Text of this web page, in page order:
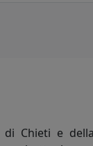
di Chieti e